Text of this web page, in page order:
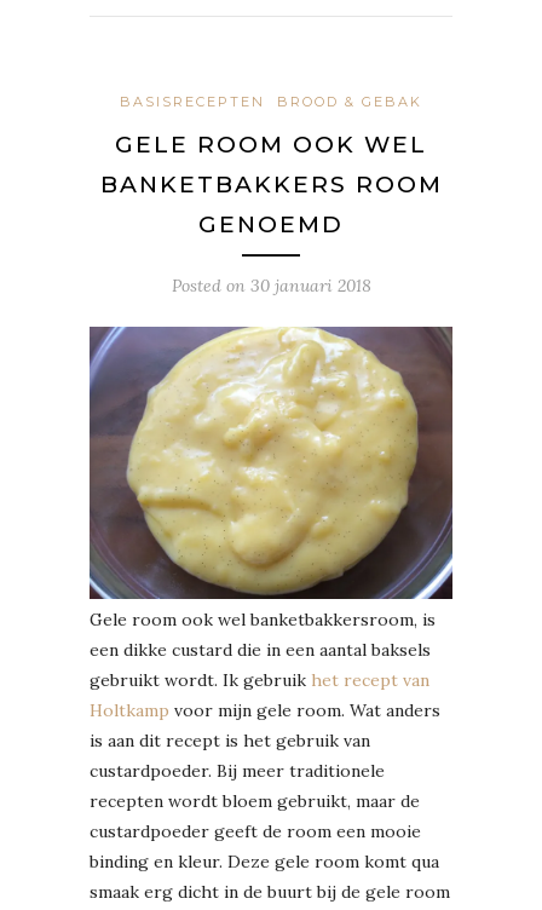
BASISRECEPTEN BROOD & GEBAK
GELE ROOM OOK WEL
BANKETBAKKERS ROOM
GENOEMD
Posted on 30 januari 2018
Gele room ook wel banketbakkersroom, is
een dikke custard die in een aantal baksels
gebruikt wordt. Ik gebruik het recept van
Holtkamp voor mijn gele room. Wat anders
is aan dit recept is het gebruik van
custardpoeder. Bij meer traditionele
recepten wordt bloem gebruikt, maar de
custardpoeder geeft de room een mooie
binding en kleur. Deze gele room komt qua
smaak erg dicht in de buurt bij de gele room